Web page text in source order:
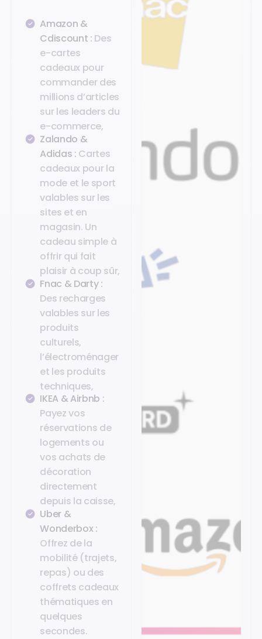
Amazon &
Cdiscount : Des
e-cartes
cadeaux pour
commander des
millions d’articles
sur les leaders du
e-commerce,
Zalando &
Adidas : Cartes
cadeaux pour la
mode et le sport
valables sur les
sites et en
magasin. Un
cadeau simple à
offrir qui fait
plaisir à coup sûr,
Fnac & Darty :
Des recharges
valables sur les
produits
culturels,
l’électroménager
et les produits
techniques,
IKEA & Airbnb :
Payez vos
réservations de
logements ou
vos achats de
décoration
directement
depuis la caisse,
Uber &
Wonderbox :
Offrez de la
mobilité (trajets,
repas) ou des
coffrets cadeaux
thématiques en
quelques
secondes.